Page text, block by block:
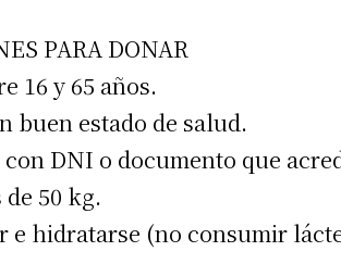
Apellidos
PARA DONAR
16 y 65 años.
buen estado de salud.
DNI o documento que
de 50 kg.
e hidratarse (no consumir